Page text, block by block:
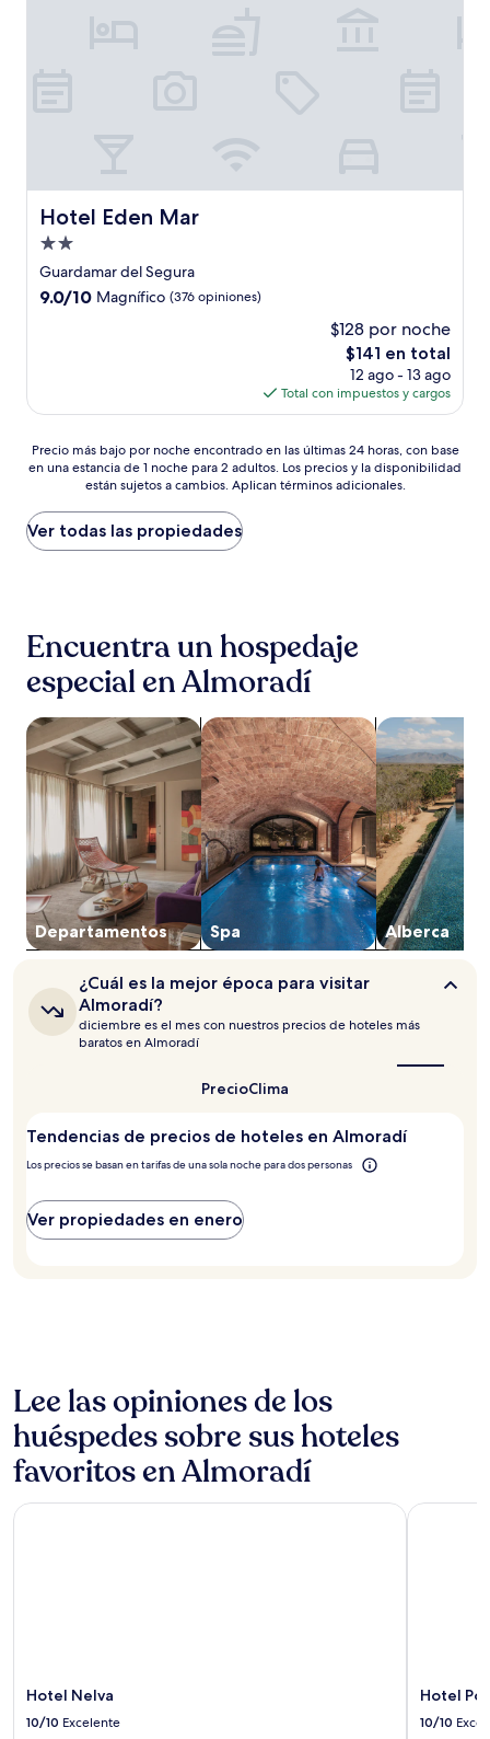
Hotel Eden Mar
Hotel Eden Mar
Propiedad
de
2.0
Guardamar del Segura
9.0
9.0/10 Magnífico (376 opiniones)
$128 por noche
El
precio
actual
es
$141
$141 en total
12 ago - 13 ago
Total con impuestos y cargos
Precio
más
por
noche
encontrado
horas,
base
una
estancia
de
1
noche
para
adultos.
Los
precios
la
sujetos
a
cambios.
Precio más bajo por noche encontrado en las últimas 24 horas, con base
en una estancia de 1 noche para 2 adultos. Los precios y la disponibilidad
están sujetos a cambios. Aplican términos adicionales.
Ver todas las propiedades
Encuentra un hospedaje
especial en Almoradí
Departa­mentos
Buscar departamentos
Spa
Buscar propiedades con spa
Alberca
Buscar
¿Cuál
es
la
mejor
época
¿Cuál es la mejor época para visitar
Almoradí?
diciembre es el mes con nuestros precios de hoteles más
baratos en Almoradí
PrecioClima
Tendencias de precios de hoteles en Almoradí
Los precios se basan en tarifas de una sola noche para dos personas
Ver propiedades en enero
Lee las opiniones de los
huéspedes sobre sus hoteles
favoritos en Almoradí
Hotel Nelva
10/10 Excelente
Hotel Nelva
Hotel
10/10
Hotel